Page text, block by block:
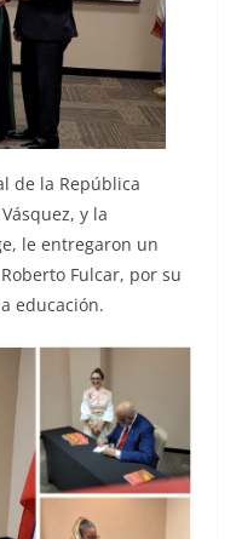
de la República
y la
le entregaron un
Fulcar, por su
educación.